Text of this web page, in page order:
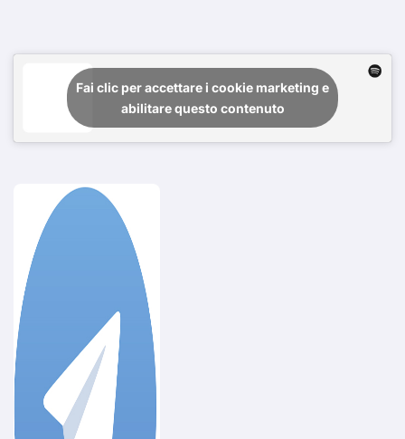
Fai clic per accettare i cookie marketing e
abilitare questo contenuto